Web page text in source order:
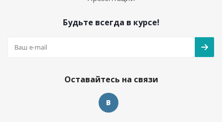
Будьте всегда в курсе!
Оставайтесь на связи